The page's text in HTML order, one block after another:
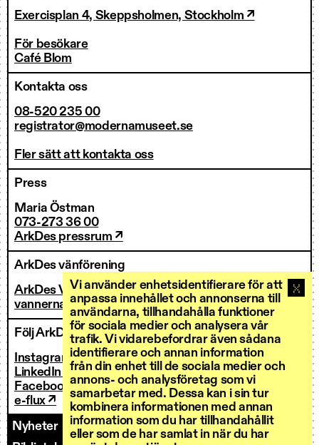
Vi använder enhetsidentifierare för att
anpassa innehållet och annonserna till
användarna, tillhandahålla funktioner
för sociala medier och analysera vår
trafik. Vi vidarebefordrar även sådana
identifierare och annan information
från din enhet till de sociala medier och
annons- och analysföretag som vi
samarbetar med. Dessa kan i sin tur
kombinera informationen med annan
information som du har tillhandahållit
eller som de har samlat in när du har
Exercisplan 4, Skeppsholmen, Stockholm ↗
För besökare
Café Blom
Kontakta oss
08-520 235 00
registrator@modernamuseet.se
Fler sätt att kontakta oss
Press
Maria Östman
073-273 36 00
ArkDes pressrum ↗
ArkDes vänförening
ArkDes Vänner
vannerna@arkdes.se
Följ ArkDes
Instagram ↗
LinkedIn ↗
Facebook ↗
e-flux ↗
Nyheter
Kontakt Personal
Fakturering